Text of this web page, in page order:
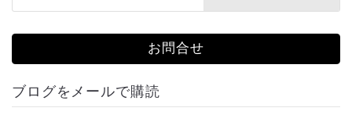
お問合せ
ブログをメールで購読